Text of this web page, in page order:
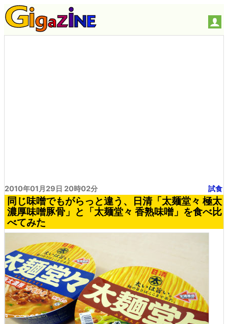
2010年01月29日 20時02分 試食
同じ味噌でもがらっと違う、日清「太麺堂々 極太
濃厚味噌豚骨」と「太麺堂々 香熟味噌」を食べ比
べてみた